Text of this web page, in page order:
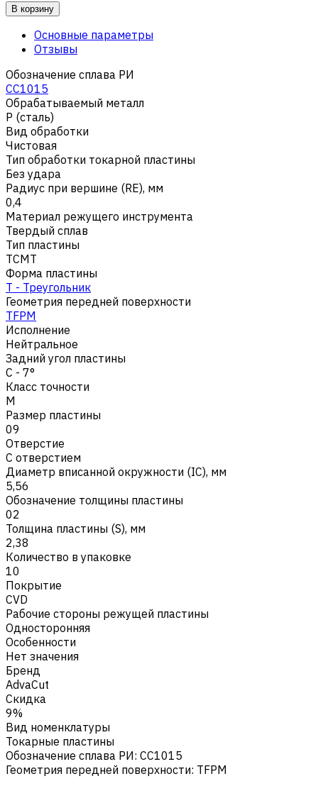
В корзину
Основные параметры
Отзывы
Обозначение сплава РИ
CC1015
Обрабатываемый металл
Р (сталь)
Вид обработки
Чистовая
Тип обработки токарной пластины
Без удара
Радиус при вершине (RE), мм
0,4
Материал режущего инструмента
Твердый сплав
Тип пластины
TCMT
Форма пластины
T - Треугольник
Геометрия передней поверхности
TFPM
Исполнение
Нейтральное
Задний угол пластины
C - 7°
Класс точности
M
Размер пластины
09
Отверстие
С отверстием
Диаметр вписанной окружности (IC), мм
5,56
Обозначение толщины пластины
02
Толщина пластины (S), мм
2,38
Количество в упаковке
10
Покрытие
CVD
Рабочие стороны режущей пластины
Односторонняя
Особенности
Нет значения
Бренд
AdvaCut
Скидка
9%
Вид номенклатуры
Токарные пластины
Обозначение сплава РИ: CC1015
Геометрия передней поверхности: TFPM